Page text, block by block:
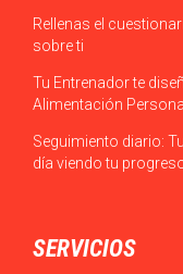
Rellenas el
sobre ti
Tu Entrenador te
Alimentación
Seguimiento diario:
día viendo tu
SERVICIOS